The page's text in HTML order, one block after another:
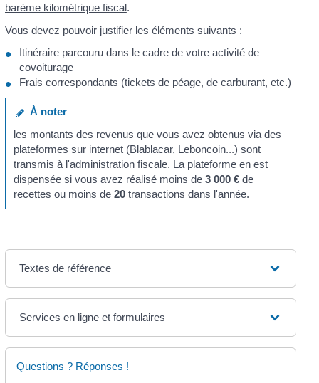
barème kilométrique fiscal.
Vous devez pouvoir justifier les éléments suivants :
Itinéraire parcouru dans le cadre de votre activité de
covoiturage
Frais correspondants (tickets de péage, de carburant, etc.)
À noter
les montants des revenus que vous avez obtenus via des
plateformes sur internet (Blablacar, Leboncoin...) sont
transmis à l'administration fiscale. La plateforme en est
dispensée si vous avez réalisé moins de3 000 € de
recettes ou moins de20 transactions dans l'année.
Textes de référence
Services en ligne et formulaires
Questions ? Réponses !